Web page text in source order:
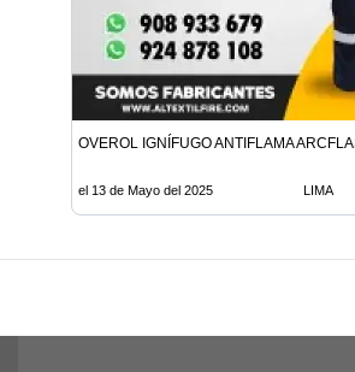
OVEROL IGNÍFUGO ANTIFLAMA
el 13 de Mayo del 2025 LIMA